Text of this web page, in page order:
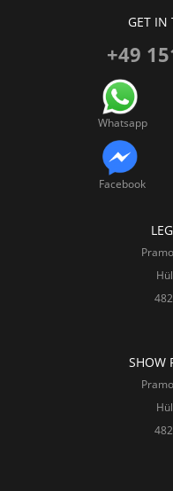
GET IN
+49
Whatsapp
Facebook
SHOW